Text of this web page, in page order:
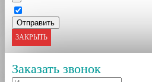
ЗАКРЫТЬ
Заказать звонок